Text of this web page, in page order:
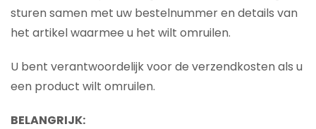
sturen samen met uw bestelnummer en details van
het artikel waarmee u het wilt omruilen.
U bent verantwoordelijk voor de verzendkosten als u
een product wilt omruilen.
BELANGRIJK: